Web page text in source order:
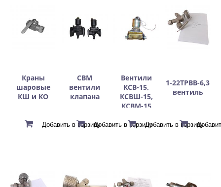
Краны
шаровые
КШ и КО
СВМ
вентили
клапана
Вентили
КСВ-15,
КСВШ-15,
КСВМ-15
1-22ТРВВ-6,3
вентиль